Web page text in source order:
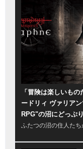
「冒険は楽しいも
ードリィ ヴァリア
RPG"の沼にどっぷ
ふたつの沼の住人たち